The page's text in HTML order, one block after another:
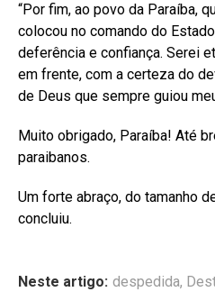
“Por fim, ao povo da Paraíba,
colocou no comando do
deferência e confiança. Serei
em frente, com a certeza do
de Deus que sempre guiou
Muito obrigado, Paraíba! Até
paraibanos.
Um forte abraço, do tamanho
concluiu.
Neste artigo: despedida,